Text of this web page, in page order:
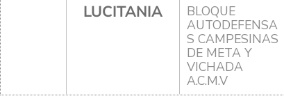
LUCITANIA
BLOQUE
AUTODEFENSA
S CAMPESINAS
DE META Y
VICHADA
A.C.M.V